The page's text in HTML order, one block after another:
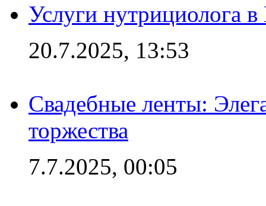
Услуги нутрициолога
20.7.2025, 13:53
Свадебные ленты:
торжества
7.7.2025, 00:05